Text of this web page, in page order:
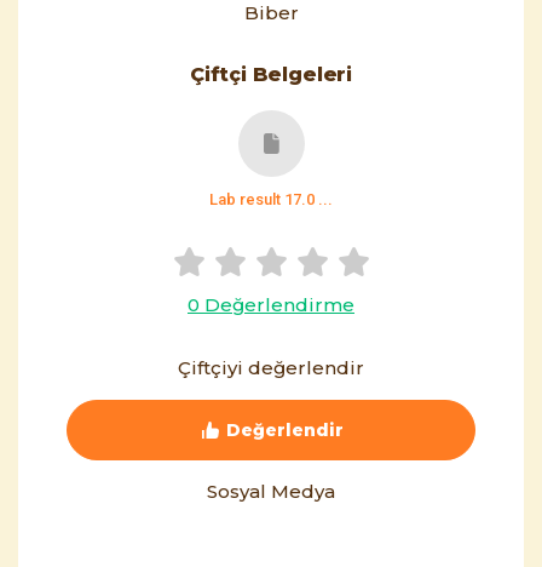
Biber
Çiftçi Belgeleri
Lab result 17.0 ...
0 Değerlendirme
Çiftçiyi değerlendir
Değerlendir
Sosyal Medya